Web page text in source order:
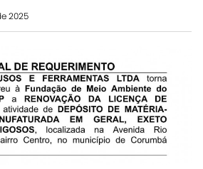
2025